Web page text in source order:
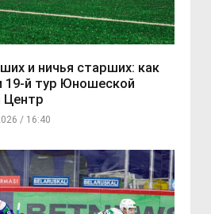
и ничья старших: как
19-й тур Юношеской
Центр
/ 16:40